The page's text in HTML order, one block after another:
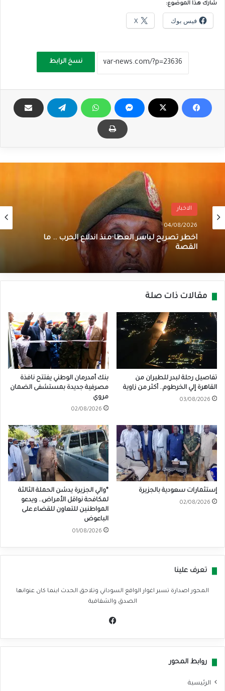
شارك هذا الموضوع:
فيس بوك X
نسخ الرابط
الاخبار
04/08/2026
أخطر تصريح لياسر العطا منذ اندلاع الحرب .. ما
القصة
مقالات ذات صلة
تفاصيل رحلة لبدر للطيران من
القاهرة إلي الخرطوم.. أكثر من زاوية
03/08/2026
بنك أمدرمان الوطني يفتتح نافذة
مصرفية جديدة بمستشفى الضمان
مروي
02/08/2026
إستثمارات سعودية بالجزيرة
02/08/2026
*والي الجزيرة يدشن الحملة الثالثة
لمكافحة نواقل الأمراض.. ويدعو
المواطنين للتعاون للقضاء على
الباعوض
01/08/2026
تعرف علينا
المحور اصدارة تسبر اغوار الواقع السوداني وتلاحق الحدث اينما كان عنوانها
الصدق والشفافية
روابط المحور
الرئيسية